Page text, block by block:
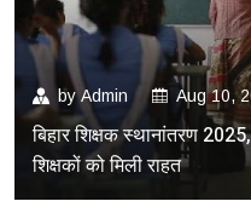
byAdmin Aug 10,
बिहार शिक्षक स्थानांतरण
शिक्षकों को मिली राहत